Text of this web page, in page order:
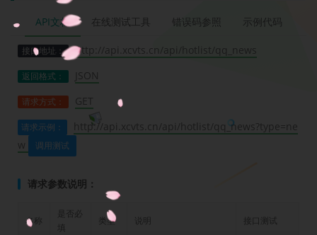
API文档 在线测试工具 错误码参照 示例代码
接口地址： http://api.xcvts.cn/api/hotlist/qq_news
返回格式： JSON
请求方式： GET
请求示例：
http://api.xcvts.cn/api/hotlist/qq_news?type=ne
w
调用测试
请求参数说明：
名称
是否必
填
类型 说明 接口测试